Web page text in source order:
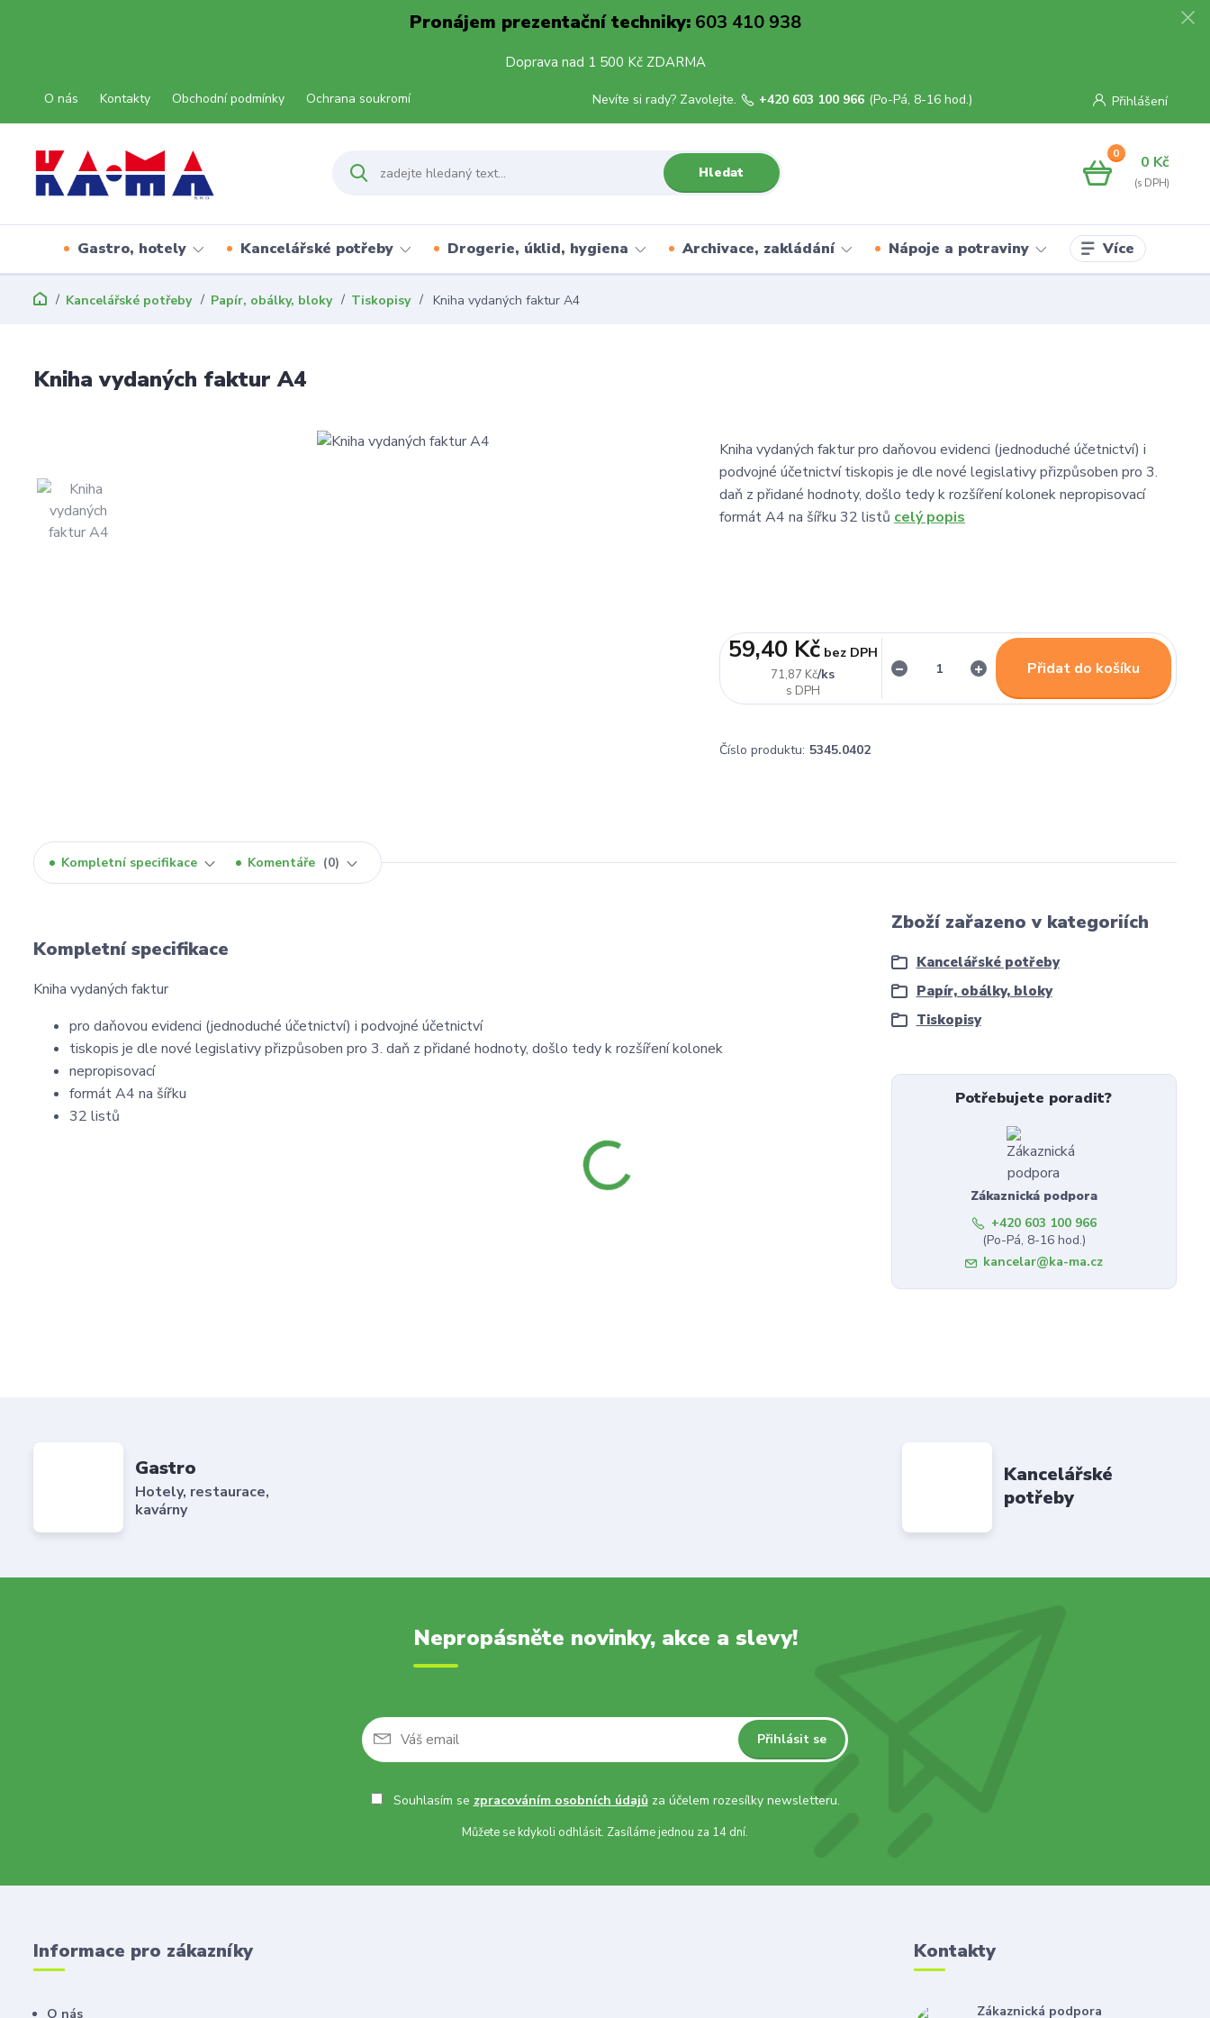
Pronájem prezentační techniky:603 410 938
Doprava nad 1 500 Kč ZDARMA
O nás Kontakty Obchodní podmínky Ochrana soukromí Přihlášení
Hledat
Nevíte si rady? Zavolejte. +420 603 100 966 (Po-Pá, 8-16 hod.)
0 0 Kč
Gastro, hotely Kancelářské potřeby Drogerie, úklid, hygiena Archivace, zakládání Nápoje a potraviny Více
Kancelářské potřeby Papír, obálky, bloky Tiskopisy Kniha vydaných faktur A4
Kniha vydaných faktur A4
Kniha vydaných faktur pro daňovou evidenci (jednoduché účetnictví) i
podvojné účetnictví tiskopis je dle nové legislativy přizpůsoben pro 3.
daň z přidané hodnoty, došlo tedy k rozšíření kolonek nepropisovací
formát A4 na šířku 32 listů celý popis
71,87 Kč/ks
59,40 Kč bez DPH
Přidat do košíku
Číslo produktu: 5345.0402
Kompletní specifikace Komentáře 0
Kompletní specifikace
Kniha vydaných faktur
pro daňovou evidenci (jednoduché účetnictví) i podvojné účetnictví
tiskopis je dle nové legislativy přizpůsoben pro 3. daň z přidané hodnoty, došlo tedy k rozšíření kolonek
nepropisovací
formát A4 na šířku
32 listů
Zboží zařazeno v kategoriích
Kancelářské potřeby
Papír, obálky, bloky
Tiskopisy
Potřebujete poradit?
Zákaznická podpora
+420 603 100 966
(Po-Pá, 8-16 hod.)
kancelar@ka-ma.cz
Gastro
Hotely, restaurace,
kavárny
Kancelářské
potřeby
Nepropásněte novinky, akce a slevy!
Přihlásit se
Souhlasím se zpracováním osobních údajůza účelem rozesílky newsletteru.
Můžete se kdykoli odhlásit. Zasíláme jednou za 14 dní.
Informace pro zákazníky
O nás
Kontakty
Zákaznická podpora